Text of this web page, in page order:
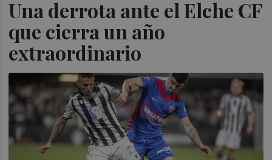
Una derrota ante el Elche CF
que cierra un año
extraordinario